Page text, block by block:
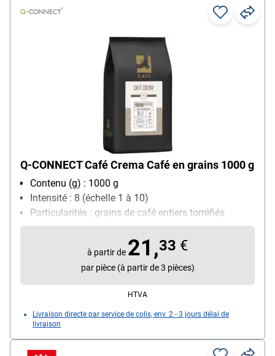
Q-CONNECT Café Crema Café en grains 1000 g
Contenu (g) : 1000 g
Intensité : 8 (échelle 1 à 10)
Particularités : grains de café entiers torréfiés
lentement / combine le goût et l'acidité du grain
Arabica avec le goût plus prononcé et la crème du
grain Robusta / convient aux machines à café
automatiques
Sorte de café : Grains Arabica et Robusta
à partir de 21,33 €
par pièce (à partir de 3 pièces)
HTVA
Livraison directe par service de colis, env. 2 - 3 jours délai de
livraison